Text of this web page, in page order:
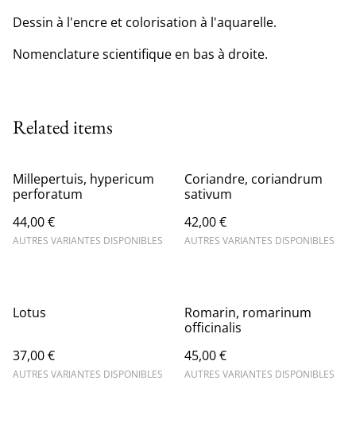
Dessin à l'encre et colorisation à l'aquarelle.
Nomenclature scientifique en bas à droite.
Related items
Millepertuis, hypericum
perforatum
44,00 €
AUTRES VARIANTES DISPONIBLES
Coriandre, coriandrum
sativum
42,00 €
AUTRES VARIANTES DISPONIBLES
Lotus
37,00 €
AUTRES VARIANTES DISPONIBLES
Romarin, romarinum
officinalis
45,00 €
AUTRES VARIANTES DISPONIBLES